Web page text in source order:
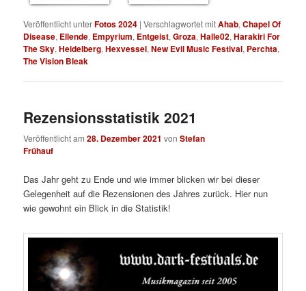
Veröffentlicht unterFotos 2024 |Verschlagwortet mitAhab,Chapel Of
Disease, Ellende, Empyrium, Entgeist,Groza,Halle02,Harakiri For
The Sky,Heidelberg,Hexvessel,New Evil Music Festival, Perchta,
The Vision Bleak
Rezensionsstatistik 2021
Veröffentlicht am28. Dezember 2021 vonStefan
Frühauf
Das Jahr geht zu Ende und wie immer blicken wir bei dieser
Gelegenheit auf die Rezensionen des Jahres zurück. Hier nun
wie gewohnt ein Blick in die Statistik!